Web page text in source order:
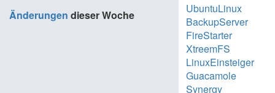
UbuntuLinux
BackupServer
FireStarter
XtreemFS
LinuxEinsteiger
Guacamole
Synergy
Änderungen dieser Woche